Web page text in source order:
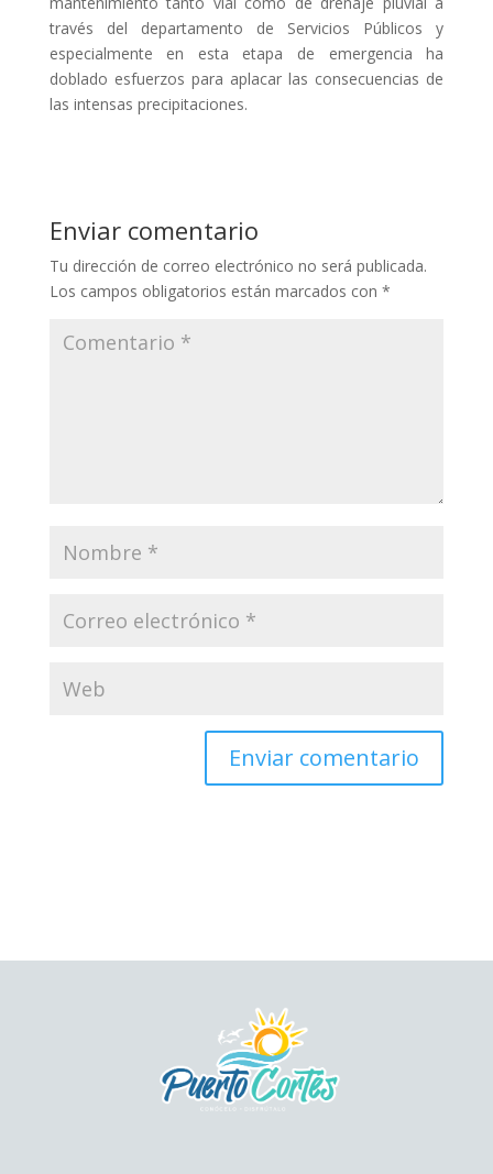
través del departamento de Servicios Públicos y
especialmente en esta etapa de emergencia ha
doblado esfuerzos para aplacar las consecuencias de
las intensas precipitaciones.
Enviar comentario
Tu dirección de correo electrónico no será publicada.
Los campos obligatorios están marcados con *